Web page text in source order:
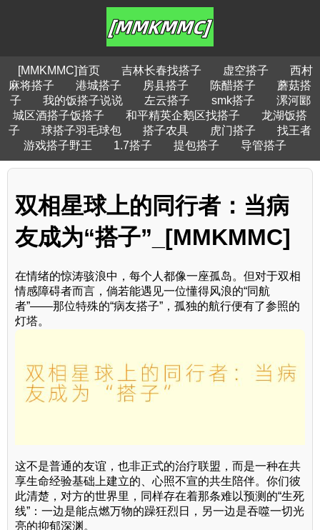
[MMKMMC]首页 吉林长春找搭子 虚空搭子
西村
麻将搭子
港城搭子 房县搭子 陈醋搭子
蘑菇搭
子
我的饭搭子说说 左云搭子 smk搭子
漯河郾
城区酒搭子饭搭子
和平精英企鹅区找搭子
龙湖饭搭
子
球搭子羽毛球包 搭子农具 虎门搭子
找王者
游戏搭子野王
1.7搭子 提包搭子 导管搭子
双相星球上的同行者：当病
友成为“搭子”_[MMKMMC]
在情绪的惊涛骇浪中，每个人都像一座孤岛。但对于双相
情感障碍者而言，倘若能遇见一位懂得风浪的“同航
者”——那位特殊的“病友搭子”，孤独的航行便有了参照的
灯塔。
这不是普通的友谊，也非正式的治疗联盟，而是一种在共
享生命经验基础上建立的、心照不宣的共生陪伴。你们彼
此清楚，对方的世界里，同样存在着那条难以预测的“生死
线”：一边是能点燃万物的躁狂烈日，另一边是吞噬一切光
亮的抑郁深渊。